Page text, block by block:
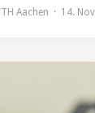
Aachen 14.